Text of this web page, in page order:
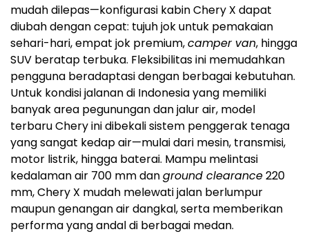
mudah dilepas—konfigurasi kabin Chery X dapat
diubah dengan cepat: tujuh jok untuk pemakaian
sehari-hari, empat jok premium,camper van, hingga
SUV beratap terbuka. Fleksibilitas ini memudahkan
pengguna beradaptasi dengan berbagai kebutuhan.
Untuk kondisi jalanan di Indonesiayang memiliki
banyak area pegunungan dan jalur air, model
terbaru Chery ini dibekali sistem penggerak tenaga
yang sangat kedap air—mulai dari mesin, transmisi,
motor listrik, hingga baterai. Mampu melintasi
kedalaman air 700 mm danground clearance220
mm, Chery X mudah melewati jalan berlumpur
maupun genangan air dangkal, serta memberikan
performa yang andal di berbagai medan.